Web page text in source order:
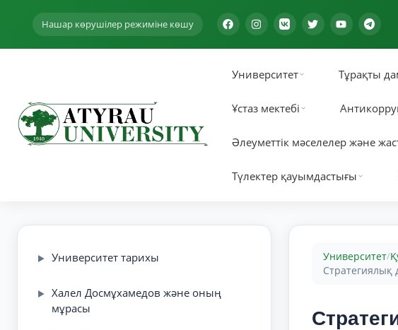
Нашар көрушілер режиміне көшу
Университет Тұрақты
Ұстаз мектебі
Әлеуметтік мәселелер және
Түлектер қауымдастығы
▶ Университет тарихы
▶
Халел Досмұхамедов және оның
мұрасы
Университет/
Стратегиялық